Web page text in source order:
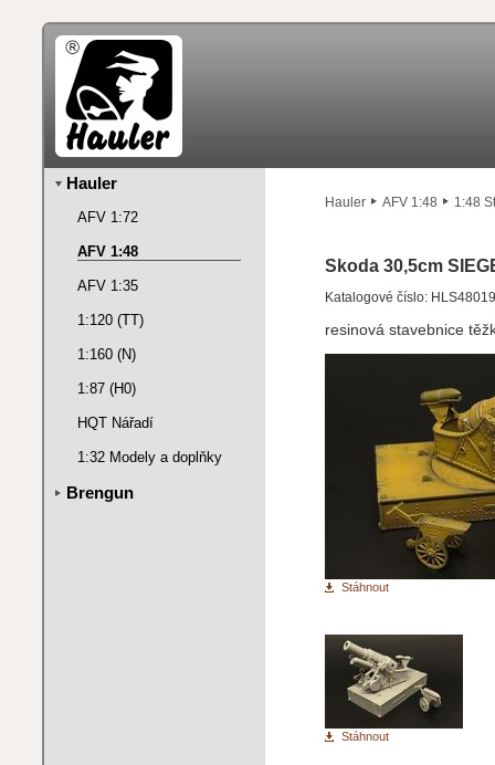
Hauler AFV 1:48 1:48
Skoda 30,5cm
Katalogové číslo: HLS48019
resinová stavebnice
Stáhnout
Stáhnout
Hauler
AFV 1:72
AFV 1:48
AFV 1:35
1:120 (TT)
1:160 (N)
1:87 (H0)
HQT Nářadí
1:32 Modely a doplňky
Brengun